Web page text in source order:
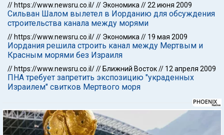
// https://www.newsru.co.il/// Экономика //22 июня 2009
Сильван Шалом вылетел в Иорданию для обсуждения
строительства канала между морями
// https://www.newsru.co.il/// Экономика // 19 мая 2009
Иордания решила строить канал между Мертвым и
Красным морями без Израиля
// https://www.newsru.co.il/// Ближний Восток// 12 апреля 2009
ПНА требует запретить экспозицию "украденных
Израилем" свитков Мертвого моря